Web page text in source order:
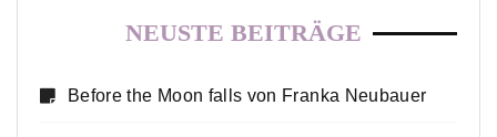
NEUSTE BEITRÄGE
Before the Moon falls von Franka Neubauer